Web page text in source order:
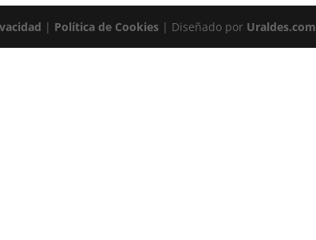
| Política de Cookies | Diseñado por Uraldes.com